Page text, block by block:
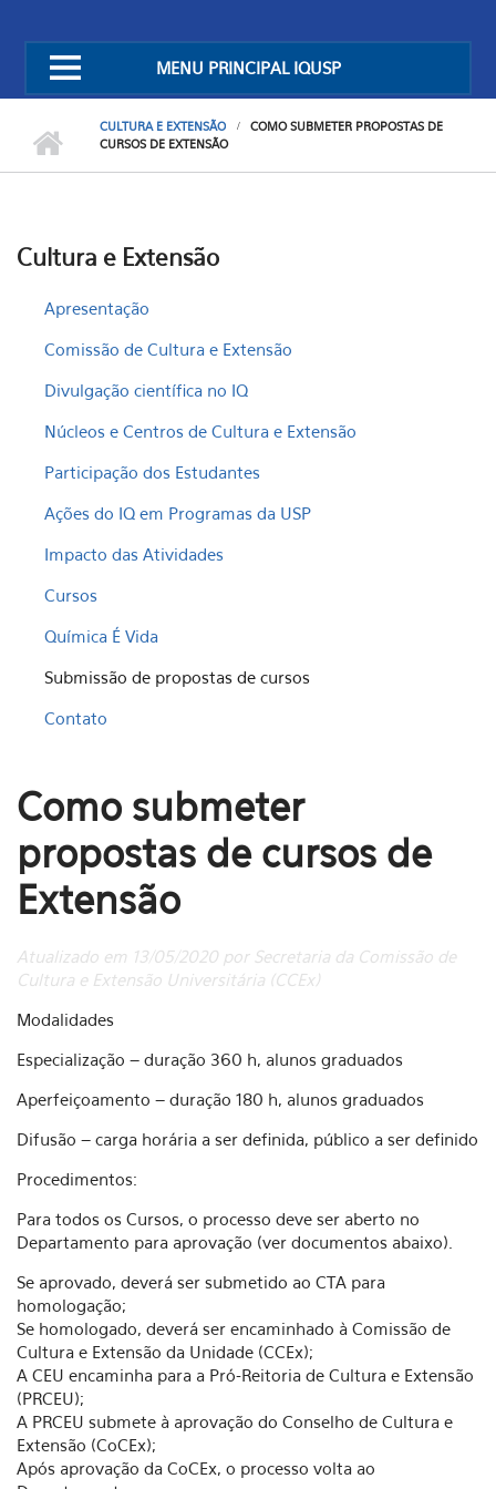
MENU PRINCIPAL IQUSP
CULTURA E EXTENSÃO
COMO SUBMETER PROPOSTAS DE
CURSOS DE EXTENSÃO
Cultura e Extensão
Apresentação
Comissão de Cultura e Extensão
Divulgação científica no IQ
Núcleos e Centros de Cultura e Extensão
Participação dos Estudantes
Ações do IQ em Programas da USP
Impacto das Atividades
Cursos
Química É Vida
Submissão de propostas de cursos
Contato
Como submeter
propostas de cursos de
Extensão
Atualizado em 13/05/2020 por Secretaria da Comissão de
Cultura e Extensão Universitária (CCEx)
Modalidades
Especialização – duração 360 h, alunos graduados
Aperfeiçoamento – duração 180 h, alunos graduados
Difusão – carga horária a ser definida, público a ser definido
Procedimentos:
Para todos os Cursos, o processo deve ser aberto no
Departamento para aprovação (ver documentos abaixo).
Se aprovado, deverá ser submetido ao CTA para
homologação;
Se homologado, deverá ser encaminhado à Comissão de
Cultura e Extensão da Unidade (CCEx);
A CEU encaminha para a Pró-Reitoria de Cultura e Extensão
(PRCEU);
A PRCEU submete à aprovação do Conselho de Cultura e
Extensão (CoCEx);
Após aprovação da CoCEx, o processo volta ao